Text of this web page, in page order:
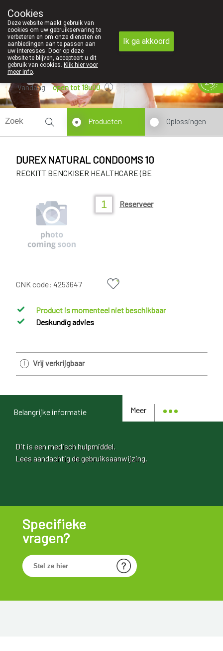
011/34 04 04
Vandaag open tot 18u00
Producten Oplossingen
DUREX NATURAL CONDOOMS 10
RECKITT BENCKISER HEALTHCARE (BE
Reserveer
CNK code: 4253647
Product is momenteel niet beschikbaar
Deskundig advies
Vrij verkrijgbaar
Meer
Belangrijke informatie
Dit is een medisch hulpmiddel.
Lees aandachtig de gebruiksaanwijzing.
Specifieke
vragen?
Cookies
Deze website maakt gebruik van
cookies om uw gebruikservaring te
verbeteren en om onze diensten en
aanbiedingen aan te passen aan
uw interesses. Door op deze
website te blijven, accepteert u dit
gebruik van cookies. Klik hier voor
meer info.
Ik ga akkoord